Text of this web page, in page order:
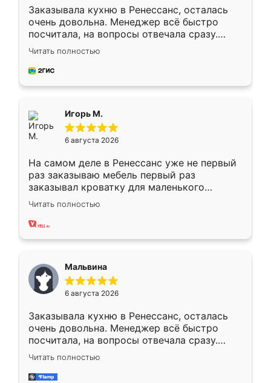
Заказывала кухню в Ренессанс, осталась
очень довольна. Менеджер всё быстро
посчитала, на вопросы отвечала сразу.
Замерщик приехал в субботу, подошёл к
делу со всей ответственностью. Собрали
за день, ребята работали аккуратно, даже
Читать полностью
Игорь М.
6 августа 2026
На самом деле в Ренессанс уже не первый
раз заказываю мебель первый раз
заказывал кроватку для маленького
ребёнка при его рождении ,во второй раз
заказал шкаф-купе. По качеству очень
хорошее сборка достаточно быстрая,
меньше, здесь же он более разнообразный.
Мне нравится ,если что-то потребуется из
мебели буду заказывать только здесь.
Читать полностью
Мальвина
6 августа 2026
Заказывала кухню в Ренессанс, осталась
очень довольна. Менеджер всё быстро
посчитала, на вопросы отвечала сразу.
Замерщик приехал в субботу, подошёл к
делу со всей ответственностью. Собрали
за день, ребята работали аккуратно, даже
Читать полностью